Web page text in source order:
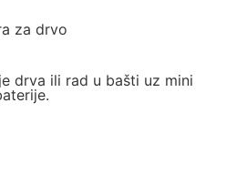
za drvo
drva ili rad u bašti uz mini